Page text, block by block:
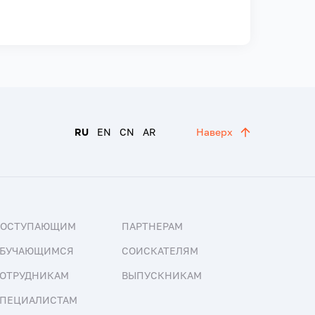
RU EN CN AR Наверх
ПАРТНЕРАМ
СОИСКАТЕЛЯМ
ВЫПУСКНИКАМ